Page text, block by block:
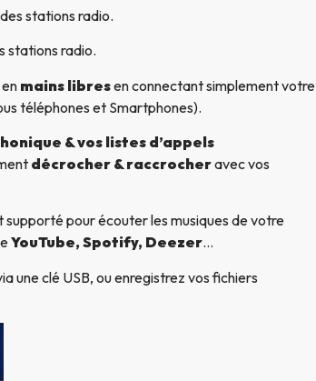
stations radio.
stations radio.
en mains libresen connectant simplement votre
téléphones et Smartphones).
& vos listes d’appels
décrocher & raccrocheravec vos
supporté pour écouter les musiques de votre
YouTube, Spotify, Deezer…
une clé USB, ou enregistrez vos fichiers